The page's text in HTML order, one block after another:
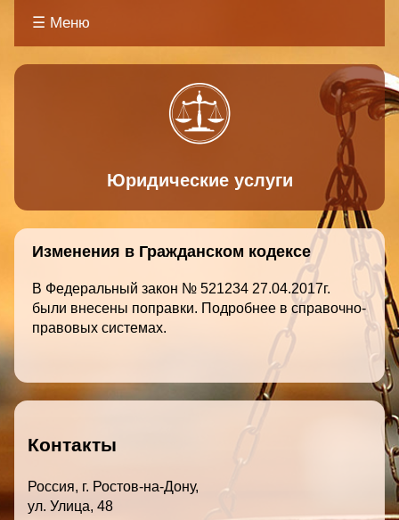
Основная
навигация
☰ Меню
Юридические услуги
Изменения в Гражданском кодексе
В Федеральный закон № 521234 27.04.2017г.
были внесены поправки. Подробнее в справочно-
правовых системах.
Контакты
Россия, г. Ростов-на-Дону,
ул. Улица, 48